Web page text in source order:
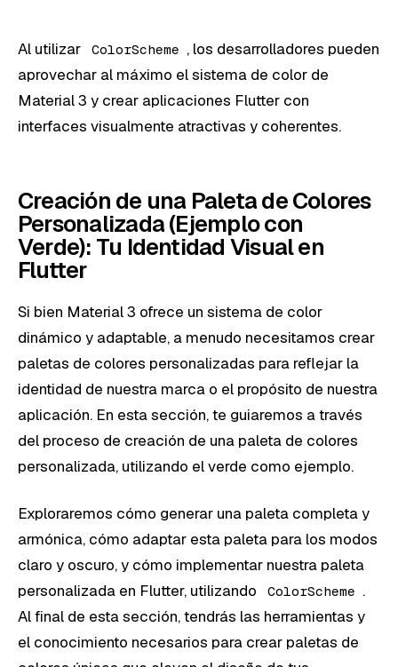
Al utilizar ColorScheme , los desarrolladores pueden
aprovechar al máximo el sistema de color de
Material 3 y crear aplicaciones Flutter con
interfaces visualmente atractivas y coherentes.
Creación de una Paleta de Colores
Personalizada (Ejemplo con
Verde): Tu Identidad Visual en
Flutter
Si bien Material 3 ofrece un sistema de color
dinámico y adaptable, a menudo necesitamos crear
paletas de colores personalizadas para reflejar la
identidad de nuestra marca o el propósito de nuestra
aplicación. En esta sección, te guiaremos a través
del proceso de creación de una paleta de colores
personalizada, utilizando el verde como ejemplo.
Exploraremos cómo generar una paleta completa y
armónica, cómo adaptar esta paleta para los modos
claro y oscuro, y cómo implementar nuestra paleta
personalizada en Flutter, utilizando
ColorScheme .
Al final de esta sección, tendrás las herramientas y
el conocimiento necesarios para crear paletas de